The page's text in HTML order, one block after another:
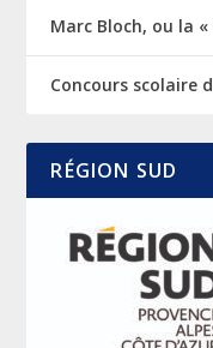
Marc Bloch, ou la
Concours scolaire
RÉGION SUD